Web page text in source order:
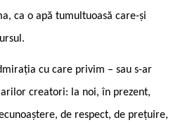
ca o apă tumultuoasă care-și
cu care privim – sau s-ar
creatori: la noi, în prezent,
de respect, de prețuire,